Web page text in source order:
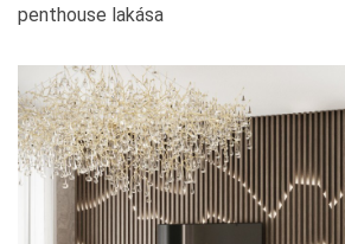
penthouse lakása